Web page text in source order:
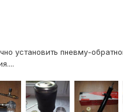
установить пневму-